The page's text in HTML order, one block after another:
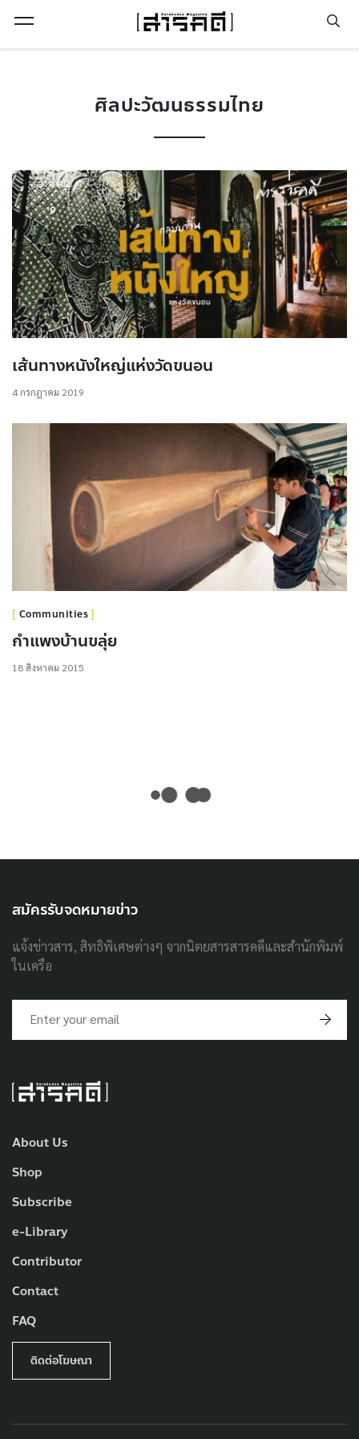
ศิลปะวัฒนธรรมไทย
เส้นทางหนังใหญ่แห่งวัดขนอน
4 กรกฎาคม 2019
Communities
กำแพงบ้านขลุ่ย
18 สิงหาคม 2015
About Us
Shop
Subscribe
e-Library
Contributor
Contact
FAQ
ติดต่อโฆษณา
สมัครรับจดหมายข่าว
แจ้งข่าวสาร, สิทธิพิเศษต่างๆ จากนิตยสารสารคดีและสำนักพิมพ์
ในเครือ